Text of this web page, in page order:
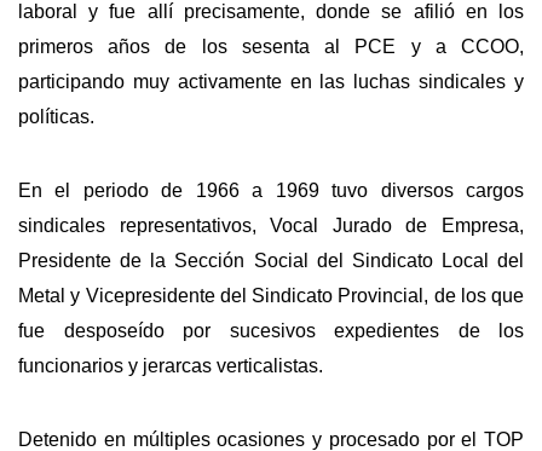
laboral y fue allí precisamente, donde se afilió en los
primeros años de los sesenta al PCE y a CCOO,
participando muy activamente en las luchas sindicales y
políticas.
En el periodo de 1966 a 1969 tuvo diversos cargos
sindicales representativos, Vocal Jurado de Empresa,
Presidente de la Sección Social del Sindicato Local del
Metal y Vicepresidente del Sindicato Provincial, de los que
fue desposeído por sucesivos expedientes de los
funcionarios y jerarcas verticalistas.
Detenido en múltiples ocasiones y procesado por el TOP